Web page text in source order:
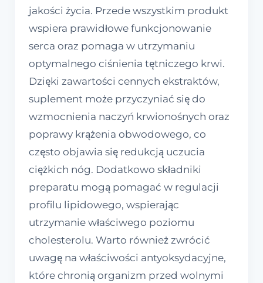
jakości życia. Przede wszystkim produkt
wspiera prawidłowe funkcjonowanie
serca oraz pomaga w utrzymaniu
optymalnego ciśnienia tętniczego krwi.
Dzięki zawartości cennych ekstraktów,
suplement może przyczyniać się do
wzmocnienia naczyń krwionośnych oraz
poprawy krążenia obwodowego, co
często objawia się redukcją uczucia
ciężkich nóg. Dodatkowo składniki
preparatu mogą pomagać w regulacji
profilu lipidowego, wspierając
utrzymanie właściwego poziomu
cholesterolu. Warto również zwrócić
uwagę na właściwości antyoksydacyjne,
które chronią organizm przed wolnymi